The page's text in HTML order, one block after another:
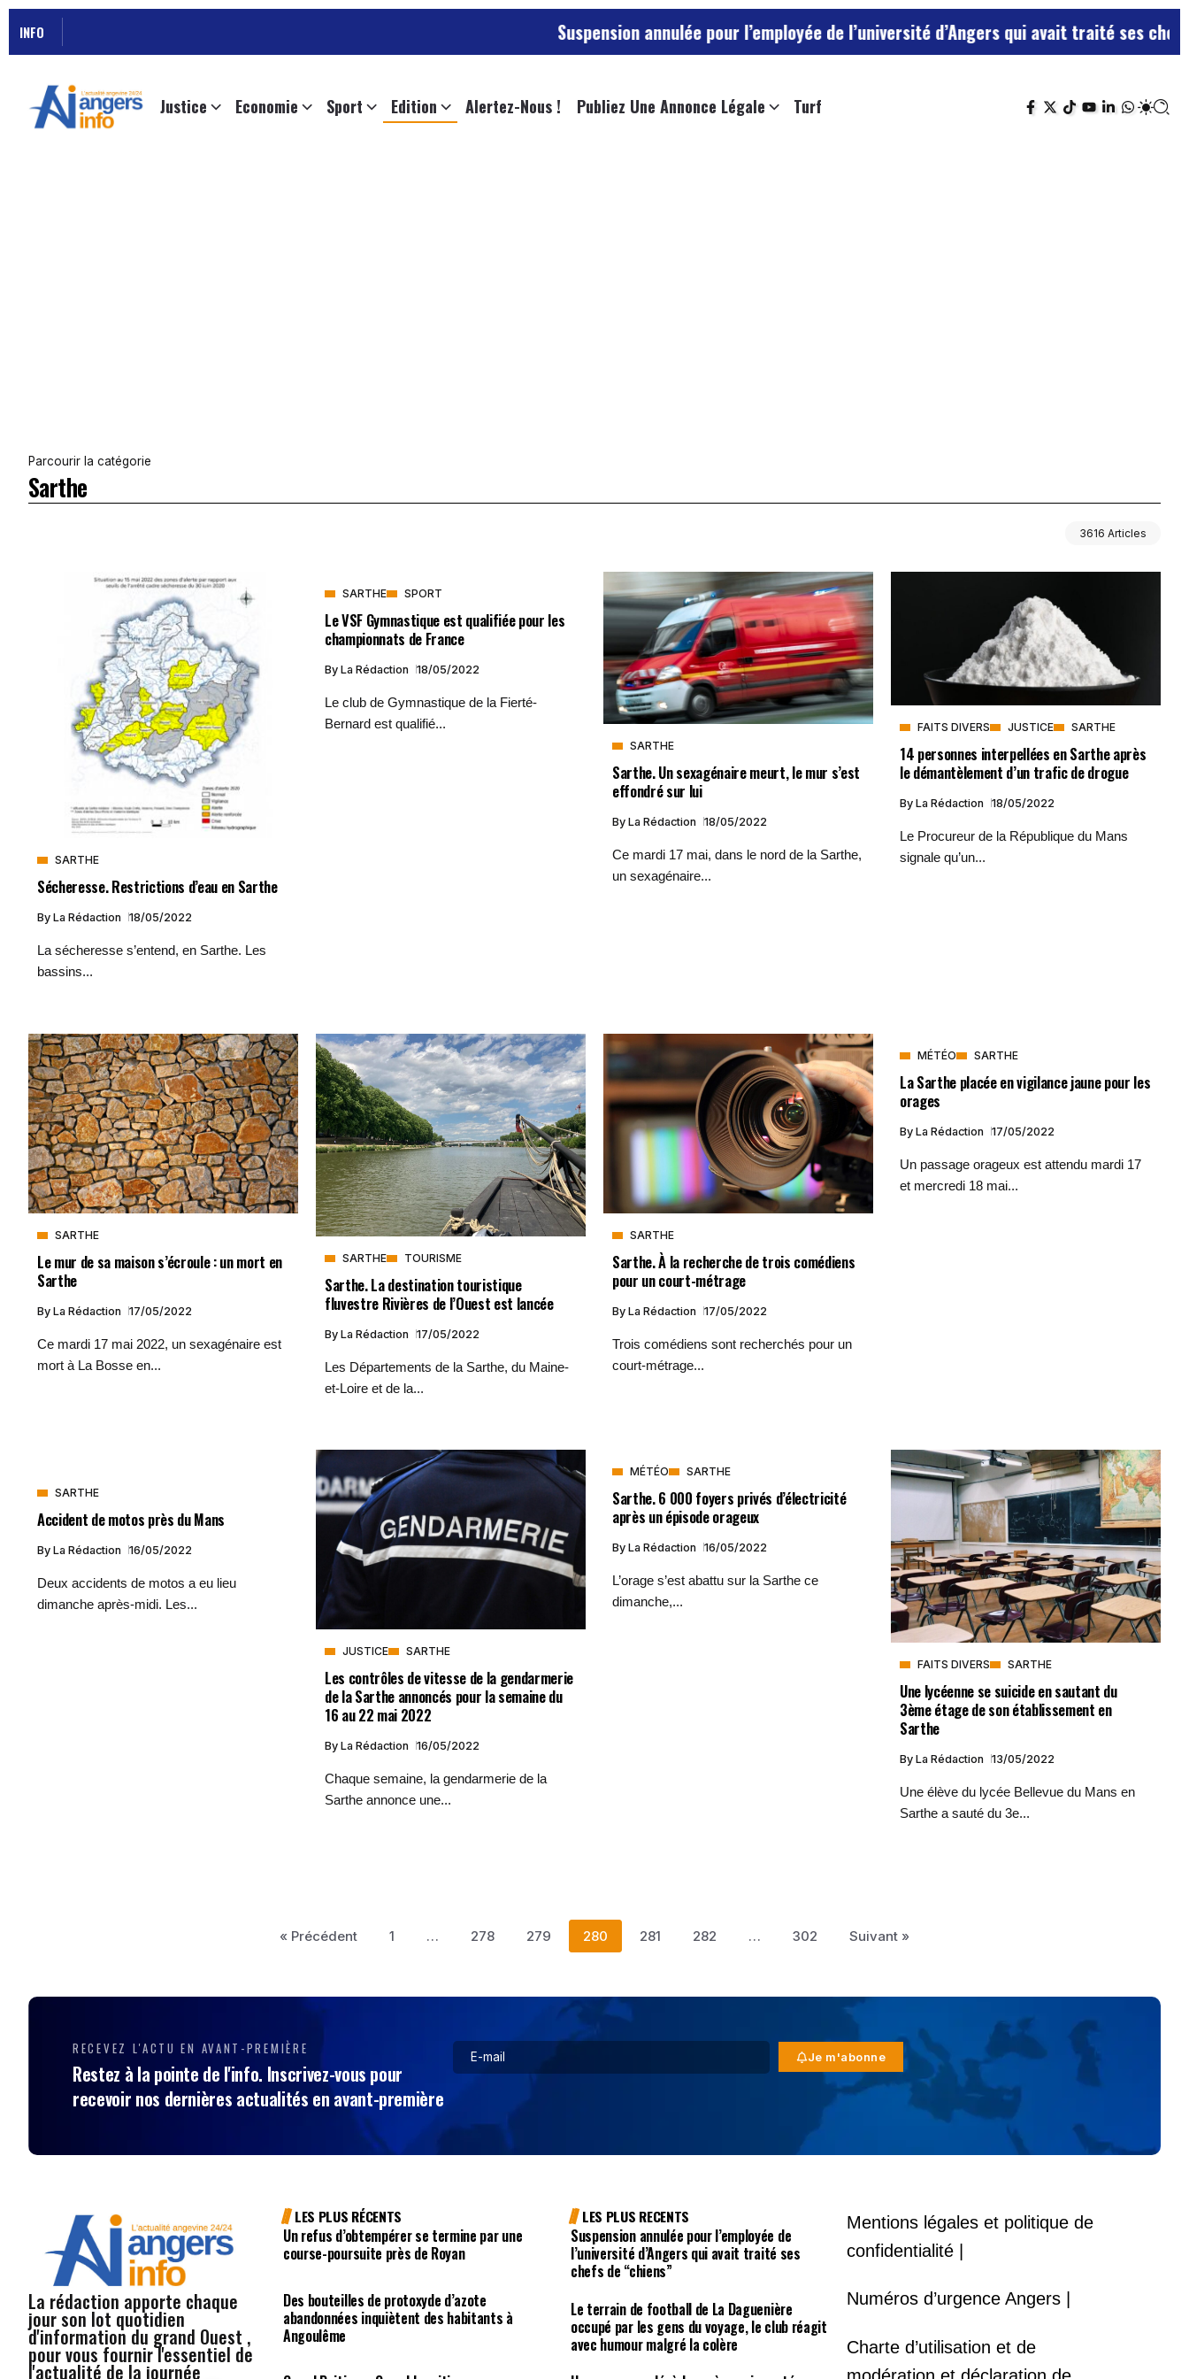
INFO Suspension annulée pour l’employée de l’université d’Angers qui avait traité ses chefs de
Justice Economie Sport Edition Alertez-Nous ! Publiez Une Annonce Légale Turf
Parcourir la catégorie
Sarthe
3616 Articles
SARTHE
Sécheresse. Restrictions d’eau en Sarthe
By La Rédaction 18/05/2022
La sécheresse s’entend, en Sarthe. Les
bassins...
SARTHE SPORT
Le VSF Gymnastique est qualifiée pour les
championnats de France
By La Rédaction 18/05/2022
Le club de Gymnastique de la Fierté-
Bernard est qualifié...
SARTHE
Sarthe. Un sexagénaire meurt, le mur s’est
effondré sur lui
By La Rédaction 18/05/2022
Ce mardi 17 mai, dans le nord de la Sarthe,
un sexagénaire...
FAITS DIVERS JUSTICE SARTHE
14 personnes interpellées en Sarthe après
le démantèlement d’un trafic de drogue
By La Rédaction 18/05/2022
Le Procureur de la République du Mans
signale qu’un...
SARTHE
Le mur de sa maison s’écroule : un mort en
Sarthe
By La Rédaction 17/05/2022
Ce mardi 17 mai 2022, un sexagénaire est
mort à La Bosse en...
SARTHE TOURISME
Sarthe. La destination touristique
fluvestre Rivières de l’Ouest est lancée
By La Rédaction 17/05/2022
Les Départements de la Sarthe, du Maine-
et-Loire et de la...
SARTHE
Sarthe. À la recherche de trois comédiens
pour un court-métrage
By La Rédaction 17/05/2022
Trois comédiens sont recherchés pour un
court-métrage...
MÉTÉO SARTHE
La Sarthe placée en vigilance jaune pour les
orages
By La Rédaction 17/05/2022
Un passage orageux est attendu mardi 17
et mercredi 18 mai...
SARTHE
Accident de motos près du Mans
By La Rédaction 16/05/2022
Deux accidents de motos a eu lieu
dimanche après-midi. Les...
JUSTICE SARTHE
Les contrôles de vitesse de la gendarmerie
de la Sarthe annoncés pour la semaine du
16 au 22 mai 2022
By La Rédaction 16/05/2022
Chaque semaine, la gendarmerie de la
Sarthe annonce une...
MÉTÉO SARTHE
Sarthe. 6 000 foyers privés d’électricité
après un épisode orageux
By La Rédaction 16/05/2022
L’orage s’est abattu sur la Sarthe ce
dimanche,...
FAITS DIVERS SARTHE
Une lycéenne se suicide en sautant du
3ème étage de son établissement en
Sarthe
By La Rédaction 13/05/2022
Une élève du lycée Bellevue du Mans en
Sarthe a sauté du 3e...
« Précédent 1 … 278 279 280 281 282 … 302 Suivant »
RECEVEZ L'ACTU EN AVANT-PREMIÈRE
Restez à la pointe de l'info. Inscrivez-vous pour
recevoir nos dernières actualités en avant-première
Je m'abonne
La rédaction apporte chaque
jour son lot quotidien
d'information du grand Ouest ,
pour vous fournir l'essentiel de
l'actualité de la journée
LES PLUS RÉCENTS
Un refus d’obtempérer se termine par une
course-poursuite près de Royan
Des bouteilles de protoxyde d’azote
abandonnées inquiètent des habitants à
Angoulême
LES PLUS RECENTS
Suspension annulée pour l’employée de
l’université d’Angers qui avait traité ses
chefs de “chiens”
Le terrain de football de La Daguenière
occupé par les gens du voyage, le club réagit
avec humour malgré la colère
Mentions légales et politique de
confidentialité |
Numéros d’urgence Angers |
Charte d’utilisation et de
modération et déclaration de